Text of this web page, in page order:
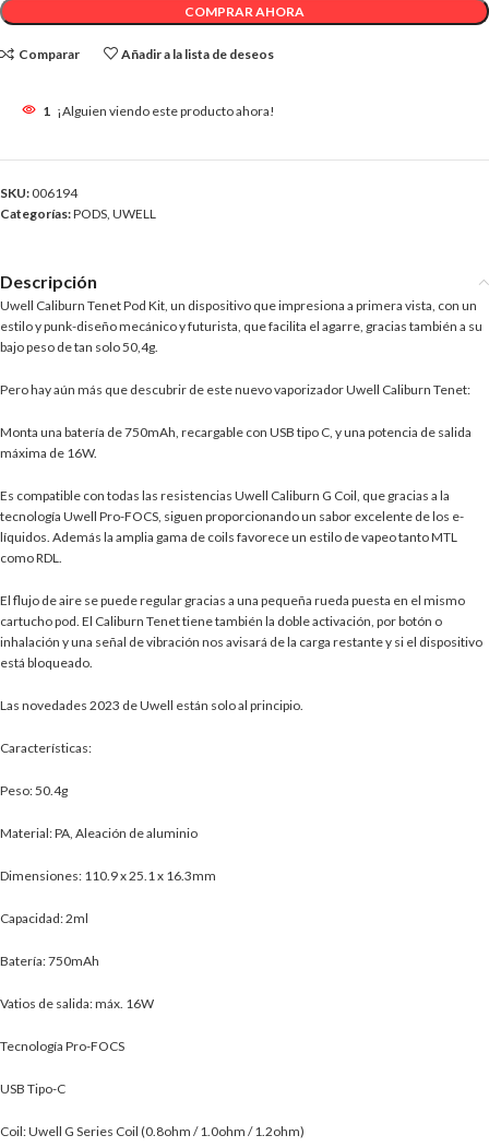
COMPRAR AHORA
Comparar Añadir a la lista de deseos
1 ¡Alguien viendo este producto ahora!
SKU: 006194
Categorías:PODS, UWELL
Descripción
Uwell Caliburn Tenet Pod Kit, un dispositivo que impresiona a primera vista, con un
estilo y punk-diseño mecánico y futurista, que facilita el agarre, gracias también a su
bajo peso de tan solo 50,4g.
Pero hay aún más que descubrir de este nuevo vaporizador Uwell Caliburn Tenet:
Monta una batería de 750mAh, recargable con USB tipo C, y una potencia de salida
máxima de 16W.
Es compatible con todas las resistencias Uwell Caliburn G Coil, que gracias a la
tecnología Uwell Pro-FOCS, siguen proporcionando un sabor excelente de los e-
líquidos. Además la amplia gama de coils favorece un estilo de vapeo tanto MTL
como RDL.
El flujo de aire se puede regular gracias a una pequeña rueda puesta en el mismo
cartucho pod. El Caliburn Tenet tiene también la doble activación, por botón o
inhalación y una señal de vibración nos avisará de la carga restante y si el dispositivo
está bloqueado.
Las novedades 2023 de Uwell están solo al principio.
Características:
Peso: 50.4g
Material: PA, Aleación de aluminio
Dimensiones: 110.9 x 25.1 x 16.3mm
Capacidad: 2ml
Batería: 750mAh
Vatios de salida: máx. 16W
Tecnología Pro-FOCS
USB Tipo-C
Coil: Uwell G Series Coil (0.8ohm / 1.0ohm / 1.2ohm)